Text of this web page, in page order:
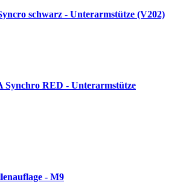
schwarz - Unterarmstütze (V202)
Synchro RED - Unterarmstütze
- M9